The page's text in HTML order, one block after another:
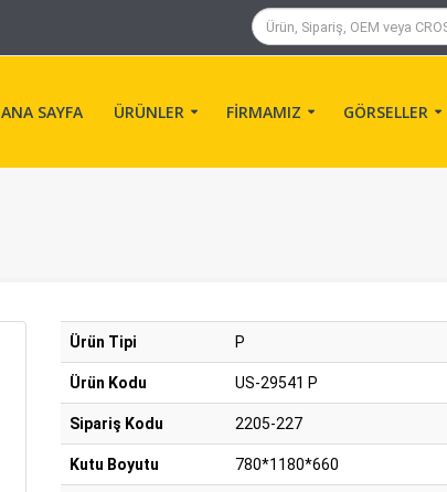
ANA SAYFA ÜRÜNLER FİRMAMIZ GÖRSELLER
Ürün Tipi P
Ürün Kodu US-29541 P
Sipariş Kodu 2205-227
Kutu Boyutu 780*1180*660